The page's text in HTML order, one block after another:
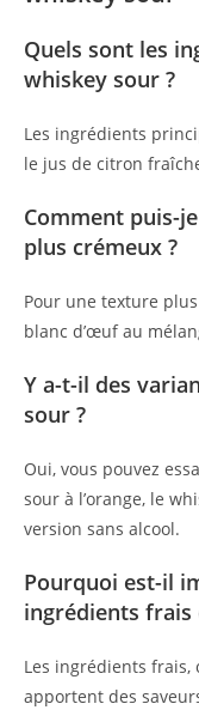
Quels sont les
whiskey sour ?
Les ingrédients
le jus de citron
Comment puis-
plus crémeux ?
Pour une texture
blanc d’œuf au
Y a-t-il des
sour ?
Oui, vous pouvez
sour à l’orange, le
version sans alcool.
Pourquoi est-il
ingrédients frais
Les ingrédients frais,
apportent des